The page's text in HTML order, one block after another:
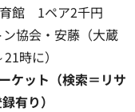
館 1ペア2千円
協会・安藤（大蔵
時に）
ケット（検索＝リサ
有り）